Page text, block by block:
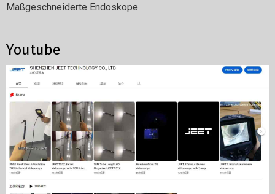
Maßgeschneiderte Endoskope
Youtube